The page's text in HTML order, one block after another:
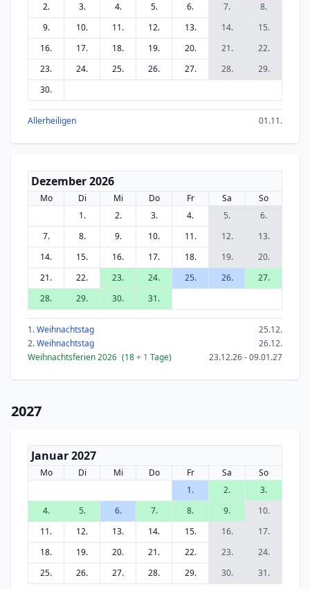
2.
3. 4. 5. 6. 7.
8.
9.
10. 11. 12. 13. 14.
15.
16.
17. 18. 19. 20. 21.
22.
23.
24. 25. 26. 27. 28.
29.
30.
Allerheiligen 01.11.
Dezember 2026
Mo Di Mi Do Fr Sa
So
1.
2. 3. 4. 5.
6.
7.
8. 9. 10. 11. 12.
13.
14.
15. 16. 17. 18. 19.
20.
21.
22. 23. 24. 25. 26.
27.
28.
29. 30. 31.
1. Weihnachtstag
25.12.
2. Weihnachtstag
26.12.
Weihnachtsferien 2026 (18+ 1 Tage) 23.12.26 - 09.01.27
2027
Januar 2027
Mo Di Mi Do Fr Sa
So
1.
2.
3.
4.
5. 6. 7. 8. 9.
10.
11.
12. 13. 14. 15. 16.
17.
18.
19. 20. 21. 22. 23.
24.
25.
26. 27. 28. 29. 30. 31.